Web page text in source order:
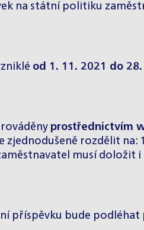
na státní politiku
od 1. 11. 2021 do
prostřednictvím
rozdělit na:
musí doložit
příspěvku bude